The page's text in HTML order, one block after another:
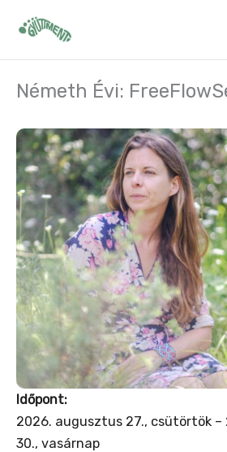
Németh Évi:
Időpont:
2026. augusztus 27., csütörtök
30., vasárnap